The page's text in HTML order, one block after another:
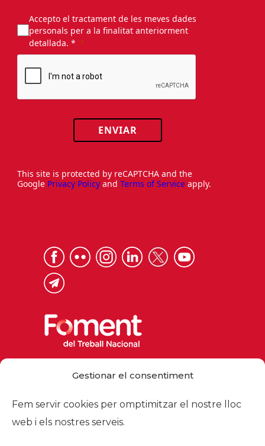
Gestionar el consentiment
Fem servir cookies per omptimitzar el nostre lloc
web i els nostres serveis.
Accepto el tractament de les meves dades
personals per a la finalitat anteriorment
detallada. *
ENVIAR
This site is protected by reCAPTCHA and the
Google Privacy Policy and Terms of Service apply.
foment@foment.com